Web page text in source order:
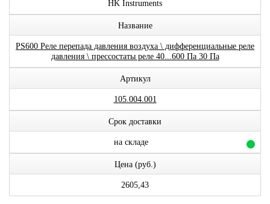
HK Instruments
Название
PS600 Реле перепада давления воздуха \ дифференциальные реле
давления \ прессостаты реле 40...600 Па 30 Па
Артикул
105.004.001
Срок доставки
на складе
Цена (руб.)
2605,43